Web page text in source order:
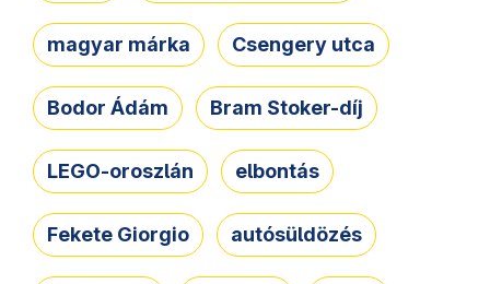
magyar márka Csengery utca
Bodor Ádám Bram Stoker-díj
LEGO-oroszlán elbontás
Fekete Giorgio autósüldözés